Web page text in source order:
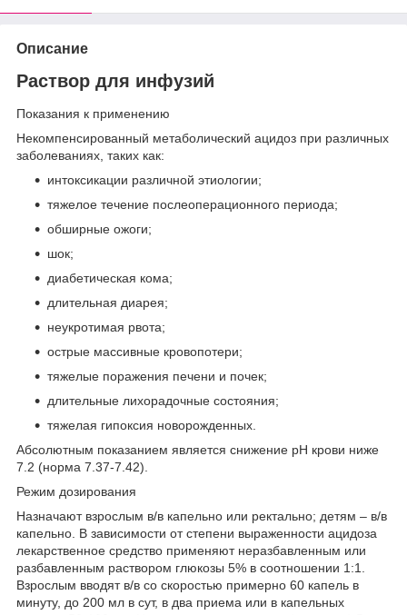
Описание
Раствор для инфузий
Показания к применению
Некомпенсированный метаболический ацидоз при различных
заболеваниях, таких как:
интоксикации различной этиологии;
тяжелое течение послеоперационного периода;
обширные ожоги;
шок;
диабетическая кома;
длительная диарея;
неукротимая рвота;
острые массивные кровопотери;
тяжелые поражения печени и почек;
длительные лихорадочные состояния;
тяжелая гипоксия новорожденных.
Абсолютным показанием является снижение рН крови ниже
7.2 (норма 7.37-7.42).
Режим дозирования
Назначают взрослым в/в капельно или ректально; детям – в/в
капельно. В зависимости от степени выраженности ацидоза
лекарственное средство применяют неразбавленным или
разбавленным раствором глюкозы 5% в соотношении 1:1.
Взрослым вводят в/в со скоростью примерно 60 капель в
минуту, до 200 мл в сут, в два приема или в капельных